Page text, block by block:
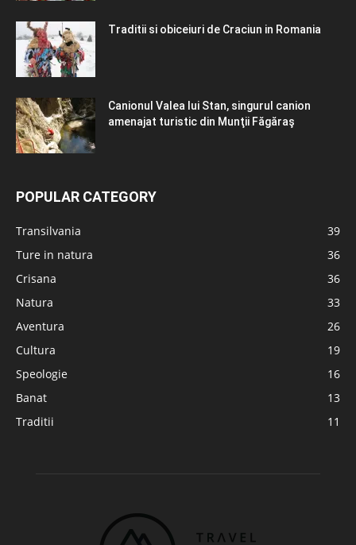
Traditii si obiceiuri de Craciun in Romania
Canionul Valea lui Stan, singurul canion
amenajat turistic din Munţii Făgăraş
POPULAR CATEGORY
Transilvania
39
Ture in natura
36
Crisana
36
Natura
33
Aventura
26
Cultura
19
Speologie
16
Banat
13
Traditii
11